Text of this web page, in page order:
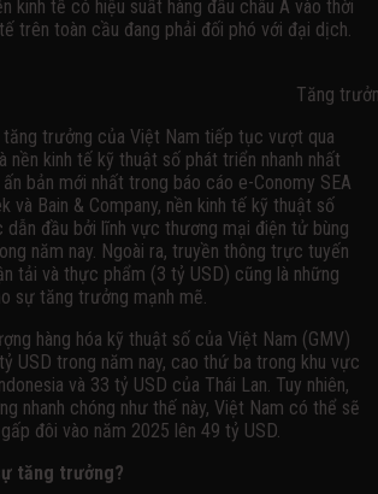
kinh tế có hiệu suất hàng đầu châu Á vào thời
trên toàn cầu đang phải đối phó với đại dịch.
kinh tế kỹ thuật
tăng trưởng của Việt Nam tiếp tục vượt qua
nền kinh tế kỹ thuật số phát triển nhanh nhất
bản mới nhất trong báo cáo e-Conomy SEA
và Bain & Company, nền kinh tế kỹ thuật số
dẫn đầu bởi lĩnh vực thương mại điện tử bùng
năm nay. Ngoài ra, truyền thông trực tuyến
tải và thực phẩm (3 tỷ USD) cũng là những
sự tăng trưởng mạnh mẽ.
hàng hóa kỹ thuật số của Việt Nam (GMV)
USD trong năm nay, cao thứ ba trong khu vực
và 33 tỷ USD của Thái Lan. Tuy nhiên,
nhanh chóng như thế này, Việt Nam có thể sẽ
đôi vào năm 2025 lên 49 tỷ USD.
tăng trưởng?